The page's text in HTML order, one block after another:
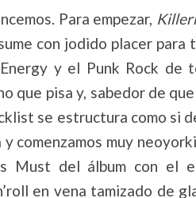
Para empezar,
con jodido placer para
y el Punk Rock de
que pisa y, sabedor de
se estructura como si
y comenzamos muy
Must del álbum con el
en vena tamizado de